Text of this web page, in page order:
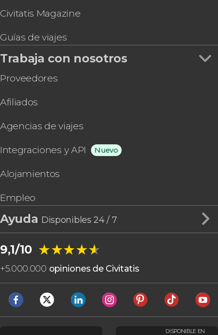
Civitatis Magazine
Guías de viajes
Trabaja con nosotros
Proveedores
Afiliados
Agencias de viajes
Integraciones y API Nuevo
Alojamientos
Empleo
Ayuda Disponibles 24 / 7
9,1/10 ★★★★★
★★★★★
+5.000.000 opiniones de Civitatis
DISPONIBLE EN